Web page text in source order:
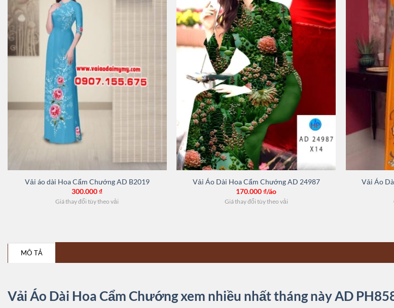
Vải áo dài Hoa Cẩm Chướng AD B2019
300.000₫
Giá thay đổi tùy theo vải
Vải Áo Dài Hoa Cẩm Chướng AD 24987
170.000₫/áo
Giá thay đổi tùy theo vải
Vải Áo
MÔ TẢ
Vải Áo Dài Hoa Cẩm Chướng xem nhiều nhất tháng này AD